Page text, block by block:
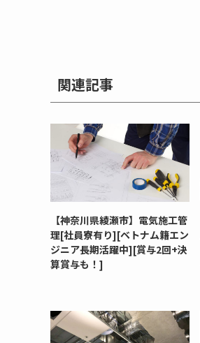
関連記事
【神奈川県綾瀬市】電気施工管
理[社員寮有り][ベトナム籍エン
ジニア長期活躍中][賞与2回+決
算賞与も！]